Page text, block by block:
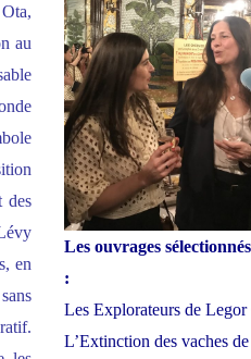
au
des
en
Les ouvrages
:
Les Explorateurs de
L’Extinction des vaches